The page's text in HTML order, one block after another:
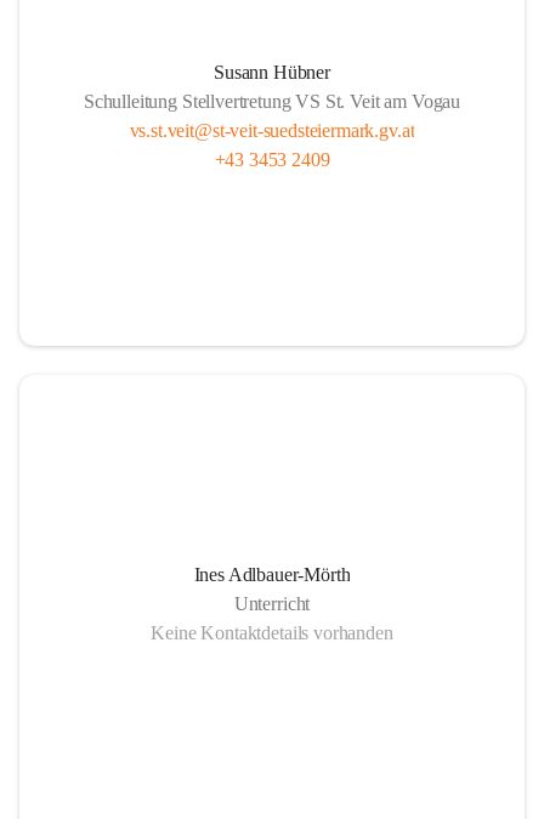
Susann Hübner
Schulleitung Stellvertretung VS St. Veit am Vogau
vs.st.veit@st-veit-suedsteiermark.gv.at
+43 3453 2409
Ines Adlbauer-Mörth
Unterricht
Keine Kontaktdetails vorhanden